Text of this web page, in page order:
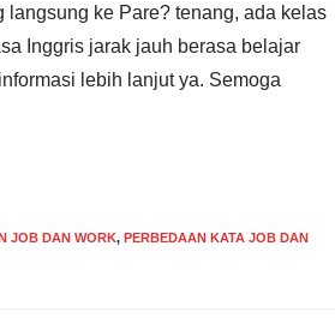
ke Pare? tenang, ada kelas
Inggris jarak jauh berasa belajar
lebih lanjut ya. Semoga
JOB DAN WORK, PERBEDAAN KATA JOB DAN